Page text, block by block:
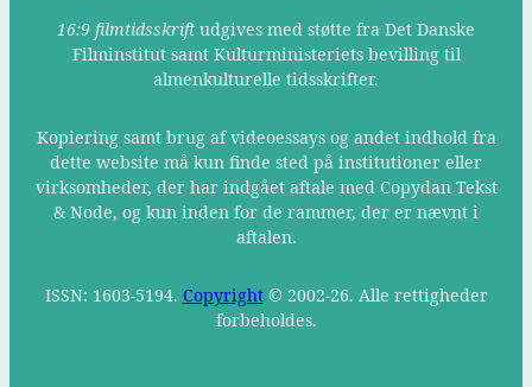
16:9 filmtidsskrift udgives med støtte fra Det Danske
Filminstitut samt Kulturministeriets bevilling til
almenkulturelle tidsskrifter.
Kopiering samt brug af videoessays og andet indhold fra
dette website må kun finde sted på institutioner eller
virksomheder, der har indgået aftale med Copydan Tekst
& Node, og kun inden for de rammer, der er nævnt i
aftalen.
ISSN: 1603-5194. Copyright© 2002-26. Alle rettigheder
forbeholdes.